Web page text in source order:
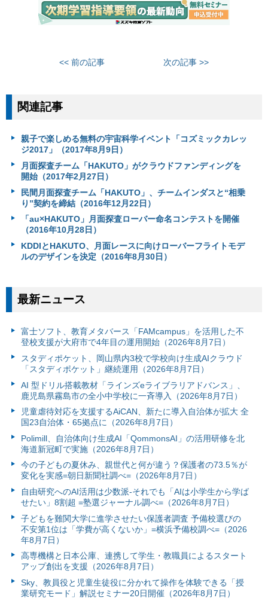
<< 前の記事 次の記事 >>
関連記事
親子で楽しめる無料の宇宙科学イベント「コズミックカレッ
ジ2017」（2017年8月9日）
月面探査チーム「HAKUTO」がクラウドファンディングを
開始（2017年2月27日）
民間月面探査チーム「HAKUTO」、チームインダスと“相乗
り”契約を締結（2016年12月22日）
「au×HAKUTO」月面探査ローバー命名コンテストを開催
（2016年10月28日）
KDDIとHAKUTO、月面レースに向けローバーフライトモデ
ルのデザインを決定（2016年8月30日）
最新ニュース
富⼠ソフト、教育メタバース「FAMcampus」を活用した不
登校支援が大府市で4年目の運用開始（2026年8月7日）
スタディポケット、岡山県内3校で学校向け生成AIクラウド
「スタディポケット」継続運用（2026年8月7日）
AI 型ドリル搭載教材「ラインズeライブラリアドバンス」、
鹿児島県霧島市の全小中学校に一斉導入（2026年8月7日）
児童虐待対応を支援するAiCAN、新たに導入自治体が拡大 全
国23自治体・65拠点に（2026年8月7日）
Polimill、自治体向け生成AI「QommonsAI」の活用研修を北
海道新冠町で実施（2026年8月7日）
今の子どもの夏休み、親世代と何が違う？保護者の73.5％が
変化を実感=朝日新聞社調べ=（2026年8月7日）
自由研究へのAI活用は少数派-それでも「AIは小学生から学ば
せたい」8割超 =塾選ジャーナル調べ=（2026年8月7日）
子どもを難関大学に進学させたい保護者調査 予備校選びの
不安第1位は「学費が高くないか」=横浜予備校調べ=（2026
年8月7日）
高専機構と日本公庫、連携して学生・教職員によるスタート
アップ創出を支援（2026年8月7日）
Sky、教員役と児童生徒役に分かれて操作を体験できる「授
業研究モード」解説セミナー20日開催（2026年8月7日）